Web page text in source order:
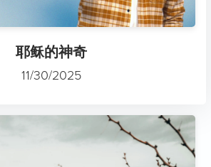
耶稣的神奇
11/30/2025